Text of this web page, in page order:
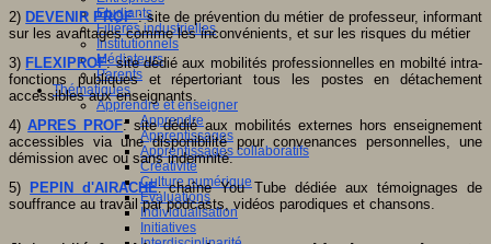
Etudiants
Filières industrielles
Institutionnels
Médiateurs
Parents
Thématiques
Apprendre et enseigner
Apprendre
Apprentissages
Apprentissages collaboratifs
Créativité
Culture numérique
Evaluations
Individualisation
Initiatives
2) DEVENIR PROF : site de prévention du métier de professeur, informant
sur les avantages comme les inconvénients, et sur les risques du métier
3) FLEXIPROF: site dédié aux mobilités professionnelles en mobilté intra-
fonctions publiques et répertoriant tous les postes en détachement
accessibles aux enseignants.
4)APRES PROF: site dédié aux mobilités externes hors enseignement
accessibles via une disponibilité pour convenances personnelles, une
démission avec ou sans indemnité.
5)
PEPIN d'AIRACHE:chaîne You Tube dédiée aux témoignages de
souffrance au travail par podcasts, vidéos parodiques et chansons.